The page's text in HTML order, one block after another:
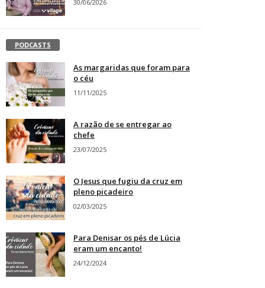
30/06/2026
PODCASTS
As margaridas que foram para
o céu
11/11/2025
A razão de se entregar ao
chefe
23/07/2025
O Jesus que fugiu da cruz em
pleno picadeiro
02/03/2025
Para Denisar os pés de Lúcia
eram um encanto!
24/12/2024